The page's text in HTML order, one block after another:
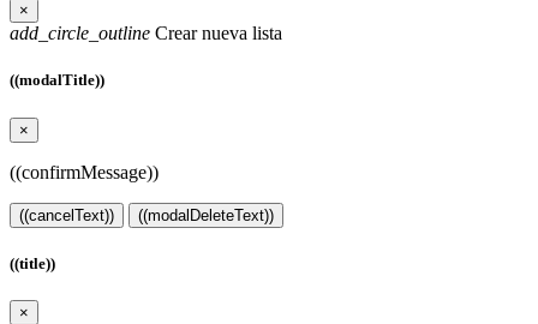
×
add_circle_outline Crear nueva lista
((modalTitle))
×
((confirmMessage))
((cancelText)) ((modalDeleteText))
((title))
×